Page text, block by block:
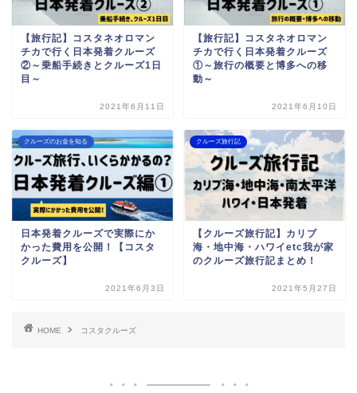
【旅行記】コスタネオロマン
チカで行く日本発着クルーズ
②～乗船手続きとクルーズ1日
目～
2021年6月11日
【旅行記】コスタネオロマン
チカで行く日本発着クルーズ
①～旅行の概要と博多への移
動～
2021年6月10日
クルーズのお金を知る
日本発着クルーズで実際にか
かった費用を公開！【コスタ
クルーズ】
2021年6月3日
クルーズ旅行記
【クルーズ旅行記】カリブ
海・地中海・ハワイetc我が家
のクルーズ旅行記まとめ！
2021年5月27日
HOME コスタクルーズ